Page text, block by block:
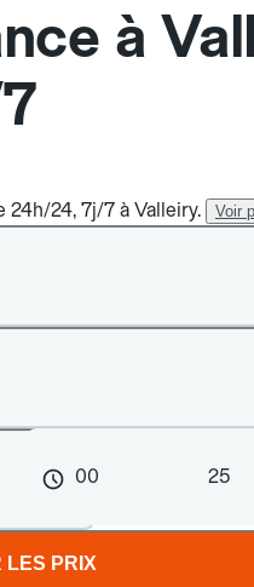
à
24h/24, 7j/7 à Valleiry. Voir
00 25
LES PRIX